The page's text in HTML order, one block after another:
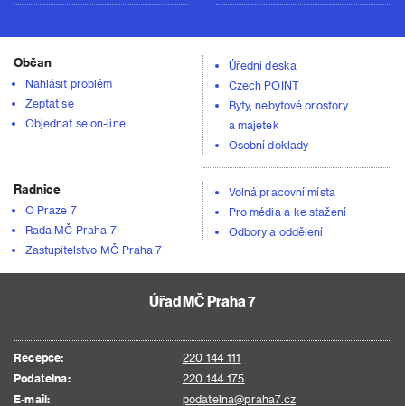
Občan
Nahlásit problém
Zeptat se
Objednat se on-line
Úřední deska
Czech POINT
Byty, nebytové prostory
a majetek
Osobní doklady
Radnice
O Praze 7
Rada MČ Praha 7
Zastupitelstvo MČ Praha 7
Volná pracovní místa
Pro média a ke stažení
Odbory a oddělení
Úřad MČ Praha 7
Recepce:
220 144 111
Podatelna:
220 144 175
E-mail:
podatelna@praha7.cz